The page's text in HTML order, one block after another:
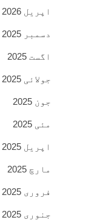
اپریل 2026
دسمبر 2025
اگست 2025
جولائی 2025
جون 2025
مئی 2025
اپریل 2025
مارچ 2025
فروری 2025
جنوری 2025